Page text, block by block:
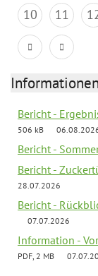
10
11
Bericht -
506 kB
Bericht -
Bericht -
28.07.2026
Bericht -
07.07.2026
Information -
PDF, 2 MB